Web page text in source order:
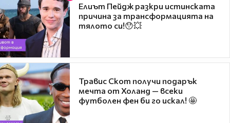
Елиът Пейдж разкри истинската
причина за трансформацията на
тялото си!😯💥
Травис Скот получи подарък
мечта от Холанд — всеки
футболен фен би го искал! 🤩